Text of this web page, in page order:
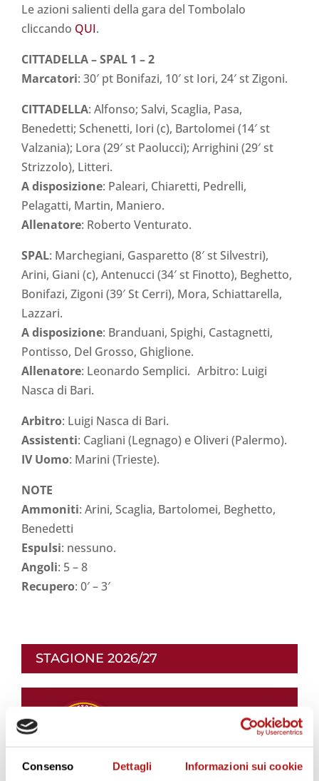
Consenso Dettagli Informazioni sui cookie
Le azioni salienti della gara del Tombolalo
cliccando QUI.
CITTADELLA – SPAL 1 – 2
Marcatori: 30′ pt Bonifazi, 10′ st Iori, 24′ st Zigoni.
CITTADELLA: Alfonso; Salvi, Scaglia, Pasa,
Benedetti; Schenetti, Iori (c), Bartolomei (14′ st
Valzania); Lora (29′ st Paolucci); Arrighini (29′ st
Strizzolo), Litteri.
A disposizione: Paleari, Chiaretti, Pedrelli,
Pelagatti, Martin, Maniero.
Allenatore: Roberto Venturato.
SPAL: Marchegiani, Gasparetto (8′ st Silvestri),
Arini, Giani (c), Antenucci (34′ st Finotto), Beghetto,
Bonifazi, Zigoni (39′ St Cerri), Mora, Schiattarella,
Lazzari.
A disposizione: Branduani, Spighi, Castagnetti,
Pontisso, Del Grosso, Ghiglione.
Allenatore: Leonardo Semplici. Arbitro: Luigi
Nasca di Bari.
Arbitro: Luigi Nasca di Bari.
Assistenti: Cagliani (Legnago) e Oliveri (Palermo).
IV Uomo: Marini (Trieste).
NOTE
Ammoniti: Arini, Scaglia, Bartolomei, Beghetto,
Benedetti
Espulsi: nessuno.
Angoli: 5 – 8
Recupero: 0′ – 3′
STAGIONE 2026/27